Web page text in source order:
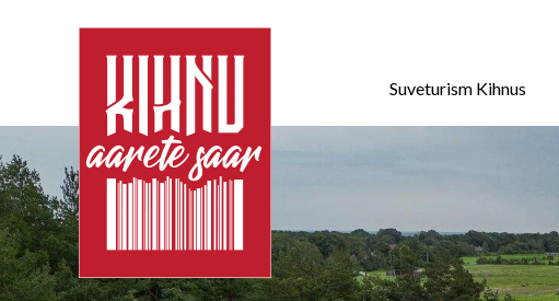
Suveturism Kihnus